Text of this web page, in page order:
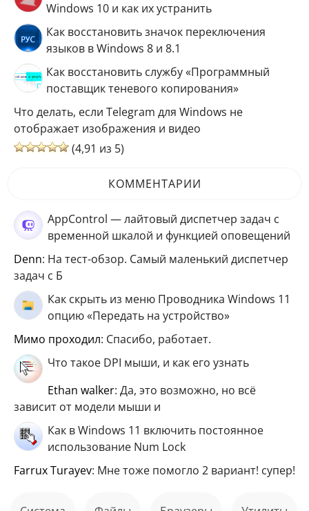
Windows 10 и как их устранить
Как восстановить значок переключения
языков в Windows 8 и 8.1
Как восстановить службу «Программный
поставщик теневого копирования»
Что делать, если Telegram для Windows не
отображает изображения и видео
(4,91 из 5)
КОММЕНТАРИИ
AppControl — лайтовый диспетчер задач с
временной шкалой и функцией оповещений
Denn: На тест-обзор. Самый маленький диспетчер
задач с Б
Как скрыть из меню Проводника Windows 11
опцию «Передать на устройство»
мимо проходил: Спасибо, работает.
Что такое DPI мыши, и как его узнать
ethan walker: Да, это возможно, но всё
зависит от модели мыши и
Как в Windows 11 включить постоянное
использование Num Lock
Farrux Turayev: Мне тоже помогло 2 вариант! супер!